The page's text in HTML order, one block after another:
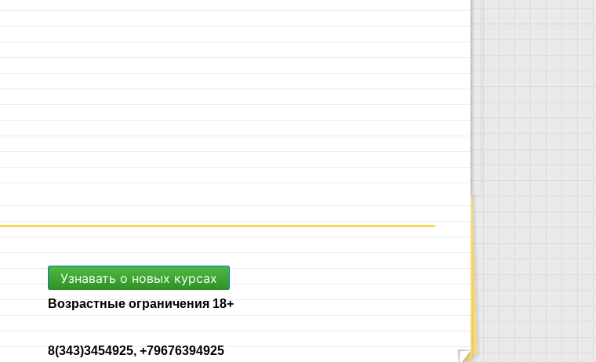
Узнавать о новых курсах
Возрастные ограничения 18+
8(343)3454925, +79676394925